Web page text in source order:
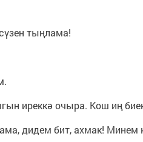
тыңлама!
иреккә очыра. Кош иң
дидем бит, ахмак!